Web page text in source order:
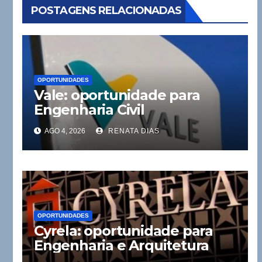
POSTAGENS RELACIONADAS
OPORTUNIDADES
Vale: oportunidade para
Engenharia Civil
AGO 4, 2026 RENATA DIAS
OPORTUNIDADES
Cyrela: oportunidade para
Engenharia e Arquitetura